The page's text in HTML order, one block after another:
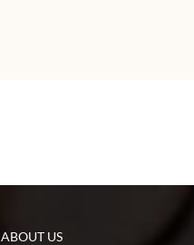
ABOUT US